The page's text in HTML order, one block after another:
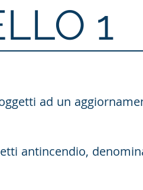
1
ad un
antincendio,